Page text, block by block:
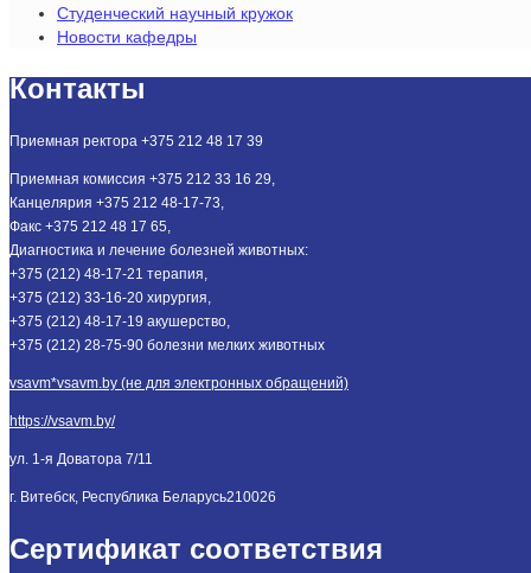
Студенческий научный кружок
Новости кафедры
Контакты
Приемная ректора +375 212 48 17 39
Приемная комиссия +375 212 33 16 29,
Канцелярия +375 212 48-17-73,
Факс +375 212 48 17 65,
Диагностика и лечение болезней животных:
+375 (212) 48-17-21 терапия,
+375 (212) 33-16-20 хирургия,
+375 (212) 48-17-19 акушерство,
+375 (212) 28-75-90 болезни мелких животных
vsavm*vsavm.by (не для электронных обращений)
https://vsavm.by/
ул. 1-я Доватора 7/11
г. Витебск, Республика Беларусь210026
Сертификат соответствия